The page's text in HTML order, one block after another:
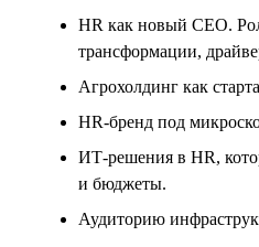
HR как новый CEO.
трансформации,
Агрохолдинг как
HR-бренд под
ИТ-решения в HR,
и бюджеты.
Аудиторию